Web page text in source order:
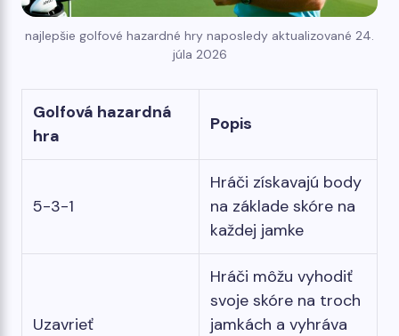
najlepšie golfové hazardné hry naposledy aktualizované 24.
júla 2026
Golfová hazardná
hra
Popis
5-3-1
Hráči získavajú body
na základe skóre na
každej jamke
Uzavrieť
Hráči môžu vyhodiť
svoje skóre na troch
jamkách a vyhráva